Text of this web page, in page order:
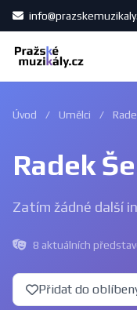
Úvod / Umělci /
Radek
Zatím žádné další
8 aktuálních
Přidat do